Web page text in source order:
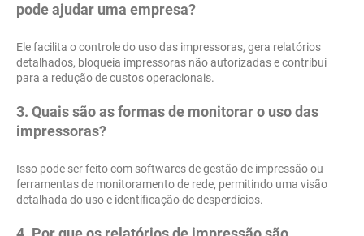
pode ajudar uma empresa?
Ele facilita o controle do uso das impressoras, gera relatórios
detalhados, bloqueia impressoras não autorizadas e contribui
para a redução de custos operacionais.
3. Quais são as formas de monitorar o uso das
impressoras?
Isso pode ser feito com softwares de gestão de impressão ou
ferramentas de monitoramento de rede, permitindo uma visão
detalhada do uso e identificação de desperdícios.